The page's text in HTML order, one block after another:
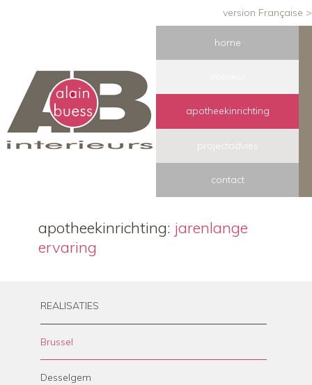
version Française >
home
apotheekinrichting
projectadvies
contact
apotheekinrichting: jarenlange
ervaring
REALISATIES
Brussel
Desselgem